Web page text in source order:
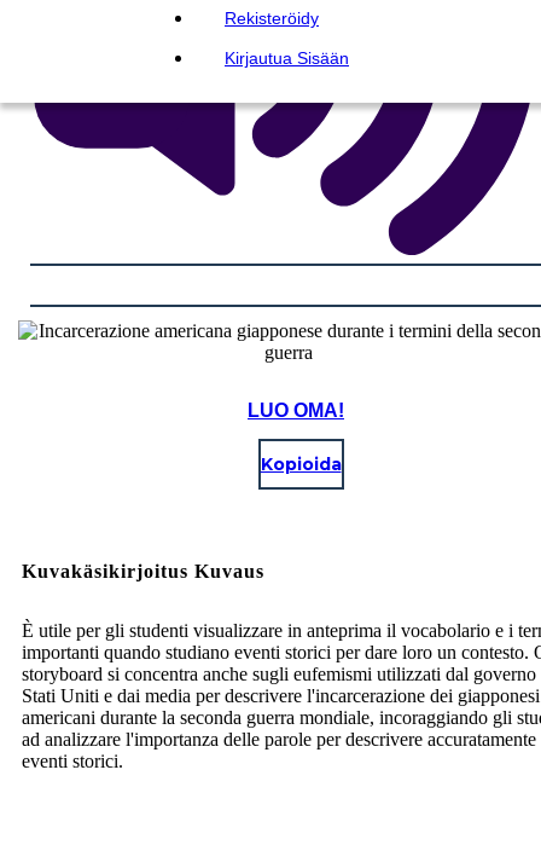
Rekisteröidy
Kirjautua Sisään
LUO OMA!
Kopioida
Kuvakäsikirjoitus Kuvaus
È utile per gli studenti visualizzare in anteprima il vocabolario e i
importanti quando studiano eventi storici per dare loro un contesto.
storyboard si concentra anche sugli eufemismi utilizzati dal
Stati Uniti e dai media per descrivere l'incarcerazione dei giapponesi
americani durante la seconda guerra mondiale, incoraggiando gli
ad analizzare l'importanza delle parole per descrivere
eventi storici.